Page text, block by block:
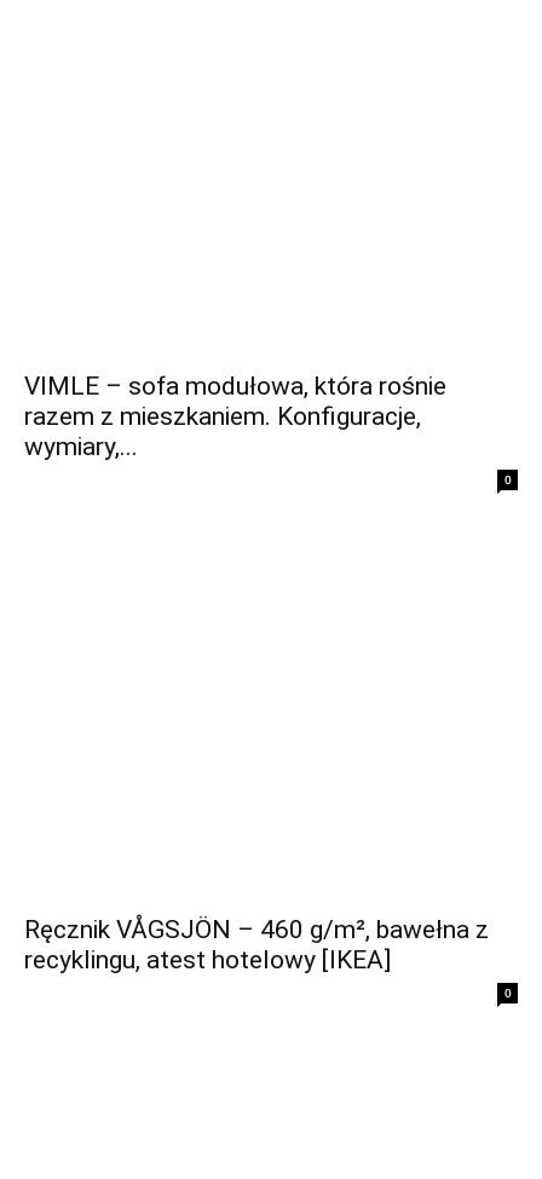
VIMLE – sofa modułowa, która rośnie
razem z mieszkaniem. Konfiguracje,
wymiary,...
0
Ręcznik VÅGSJÖN – 460 g/m², bawełna z
recyklingu, atest hotelowy [IKEA]
0